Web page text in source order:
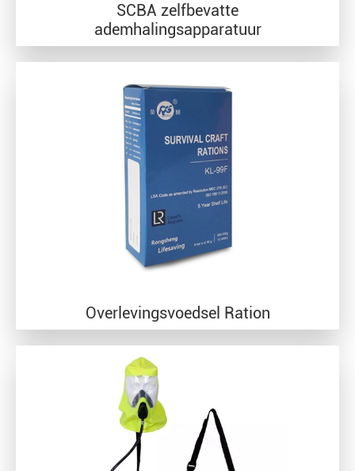
SCBA zelfbevatte
ademhalingsapparatuur
Overlevingsvoedsel Ration